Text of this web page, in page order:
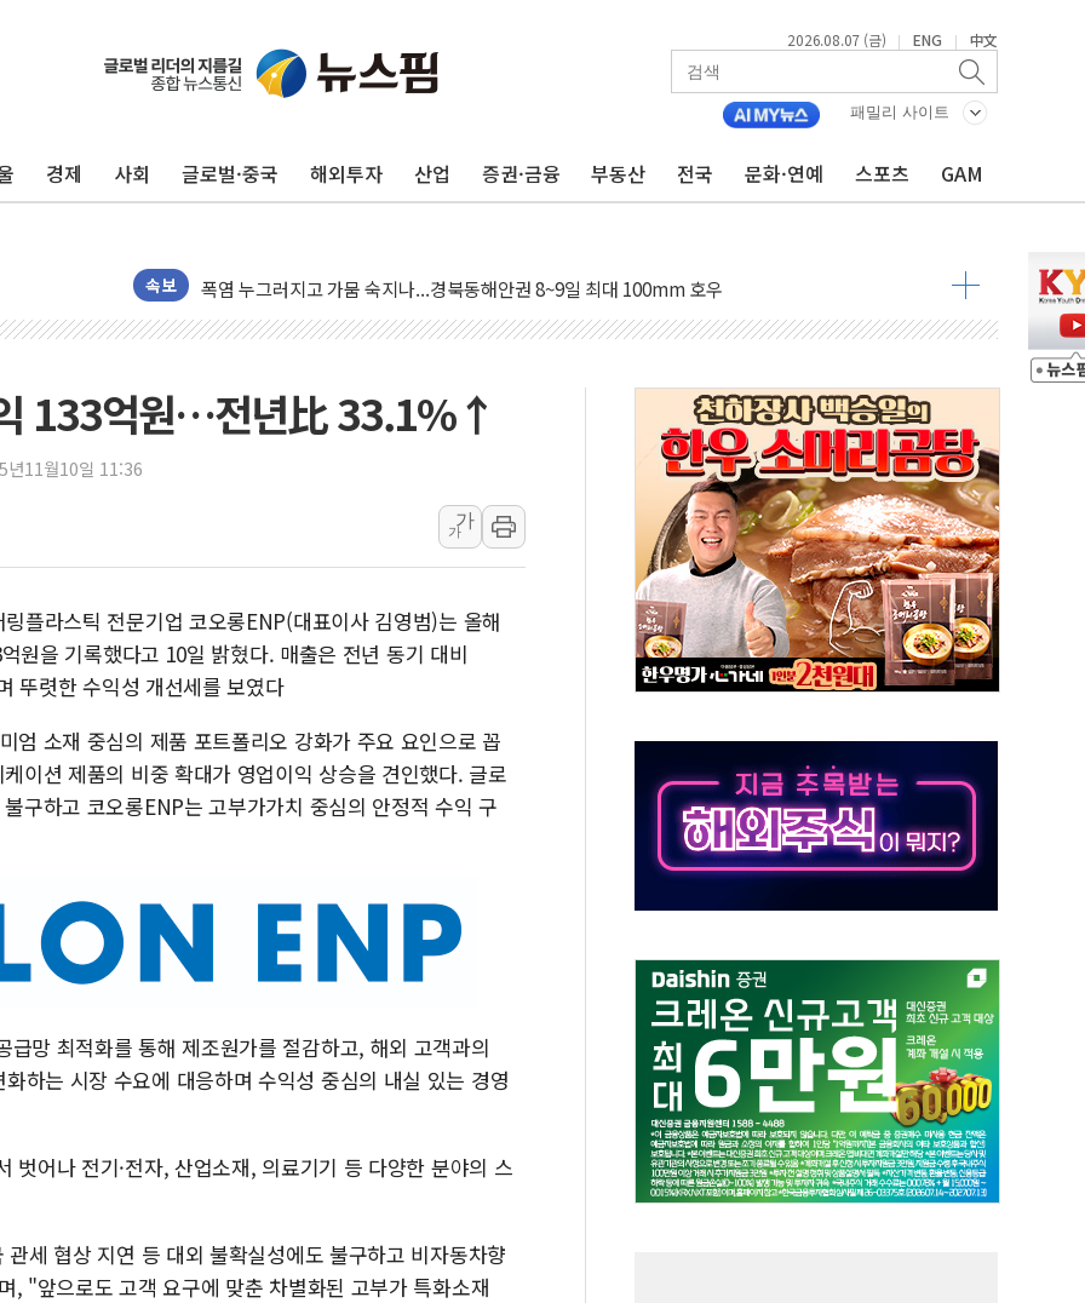
2026.08.07 (금) | ENG | 中文
패밀리 사이트
경제 사회 글로벌·중국 해외투자 산업 증권·금융 부동산 전국 문화·연예 스포츠 GAM
속보
李 "해남 태양광, 대한민국 다음 100년 밑거름…수도권 집중 완화 전환점"
李 대통령, '6시간 마라톤 부동산 2차 회의' 주재… "전폭적 공급 확대·속도전 총력"
[사진] 빈살만과 에르도안의 만남
이란와이어 "이란 최고지도자 위독…곧 사망해도 놀랍지 않아"
남동발전, 해남군에 국내 최대 규모 400MW 태양광 착공…여의도 1.6배 규모
[인도증시] 중동 불안 속 유가 상승에 소폭 하락...금융주 낙폭 커
황희 '폐버스 청년주택' SNS 글 역풍에 "정부정책 아냐" 해명
폭염 누그러지고 가뭄 숙지나...경북동해안권 8~9일 최대 100mm 호우
사우디·튀르키예·파키스탄, '공동방위협정' 체결… 수니파 국가들의 새 안보 협력 구도
신길동 신축도 3.3㎡당 7250만원…써밋 클라비온 59㎡ 18억원대
용산공원·그린벨트로 또 충돌…반복되는 국토부-서울시 '정책 엇박자'
[코인시황] 비트코인 6만4000달러대 횡보…고래·ETF 매수에도 고유가·금리·입법 지연 '삼중 부담'
[베트남 증시] 유동성 부진 지속, 강보합 마감...석유·가스주 올랐지만 빈그룹이 상쇄
'찜통더위'에 전력수요 역대 최고치 경신…한낮 총수요 104.3GW 기록
후티 반군, 예멘 정부군과 사우디 동시 공격… 위기 고조되는 또 다른 중동 화약고
42.5도 역대급 폭염…동물들도 특별식으로 여름나기 [뉴스핌 줌인]
경찰, 9월부터 '가족 사건' 못 맡는다…상피제 실시
포스코홀딩스, 포스코인터·DX 지분 일부 매각
133억원…전년比 33.1%↑
년11월10일 11:36
가
가
플라스틱 전문기업 코오롱ENP(대표이사 김영범)는 올해
원을 기록했다고 10일 밝혔다. 매출은 전년 동기 대비
뚜렷한 수익성 개선세를 보였다
엄 소재 중심의 제품 포트폴리오 강화가 주요 요인으로 꼽
이션 제품의 비중 확대가 영업이익 상승을 견인했다. 글로
구하고 코오롱ENP는 고부가가치 중심의 안정적 수익 구
망 최적화를 통해 제조원가를 절감하고, 해외 고객과의
하는 시장 수요에 대응하며 수익성 중심의 내실 있는 경영
벗어나 전기·전자, 산업소재, 의료기기 등 다양한 분야의 스
세 협상 지연 등 대외 불확실성에도 불구하고 비자동차향
, "앞으로도 고객 요구에 맞춘 차별화된 고부가 특화소재